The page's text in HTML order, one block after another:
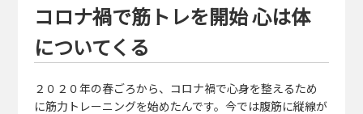
コロナ禍で筋トレを開始 心は体
についてくる
２０２０年の春ごろから、コロナ禍で心身を整えるため
に筋力トレーニングを始めたんです。今では腹筋に縦線が